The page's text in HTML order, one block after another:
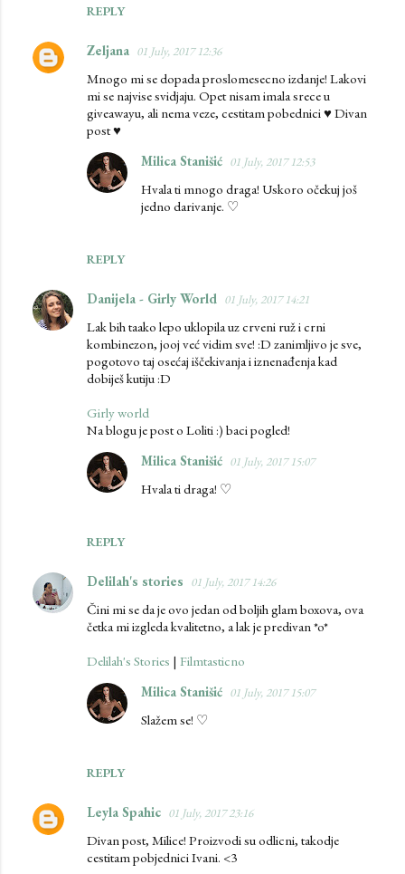
REPLY
Zeljana 01 July, 2017 12:36
Mnogo mi se dopada proslomesecno izdanje! Lakovi
mi se najvise svidjaju. Opet nisam imala srece u
giveawayu, ali nema veze, cestitam pobednici ♥ Divan
post ♥
REPLY
Milica Stanišić 01 July, 2017 12:53
Hvala ti mnogo draga! Uskoro očekuj još
jedno darivanje. ♡
Danijela - Girly World 01 July, 2017 14:21
Lak bih taako lepo uklopila uz crveni ruž i crni
kombinezon, jooj već vidim sve! :D zanimljivo je sve,
pogotovo taj osećaj iščekivanja i iznenađenja kad
dobiješ kutiju :D
Girly world
Na blogu je post o Loliti :) baci pogled!
REPLY
Milica Stanišić 01 July, 2017 15:07
Hvala ti draga! ♡
Delilah's stories 01 July, 2017 14:26
Čini mi se da je ovo jedan od boljih glam boxova, ova
četka mi izgleda kvalitetno, a lak je predivan *o*
Delilah's Stories | Filmtasticno
REPLY
Milica Stanišić 01 July, 2017 15:07
Slažem se! ♡
Leyla Spahic 01 July, 2017 23:16
Divan post, Milice! Proizvodi su odlicni, takodje
cestitam pobjednici Ivani. <3